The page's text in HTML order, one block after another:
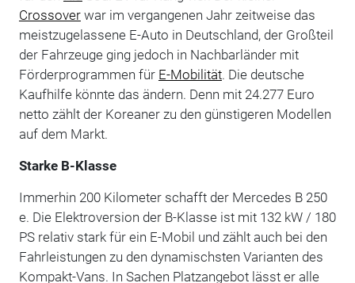
Crossoverwar im vergangenen Jahr zeitweise das
meistzugelassene E-Auto in Deutschland, der Großteil
der Fahrzeuge ging jedoch in Nachbarländer mit
Förderprogrammen für E-Mobilität. Die deutsche
Kaufhilfe könnte das ändern. Denn mit 24.277 Euro
netto zählt der Koreaner zu den günstigeren Modellen
auf dem Markt.
Starke B-Klasse
Immerhin 200 Kilometer schafft der Mercedes B 250
e. Die Elektroversion der B-Klasse ist mit 132 kW / 180
PS relativ stark für ein E-Mobil und zählt auch bei den
Fahrleistungen zu den dynamischsten Varianten des
Kompakt-Vans. In Sachen Platzangebot lässt er alle